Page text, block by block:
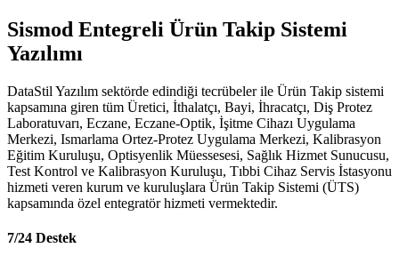
Sismod Entegreli Ürün Takip Sistemi
Yazılımı
DataStil Yazılım sektörde edindiği tecrübeler ile Ürün Takip sistemi
kapsamına giren tüm Üretici, İthalatçı, Bayi, İhracatçı, Diş Protez
Laboratuvarı, Eczane, Eczane-Optik, İşitme Cihazı Uygulama
Merkezi, Ismarlama Ortez-Protez Uygulama Merkezi, Kalibrasyon
Eğitim Kuruluşu, Optisyenlik Müessesesi, Sağlık Hizmet Sunucusu,
Test Kontrol ve Kalibrasyon Kuruluşu, Tıbbi Cihaz Servis İstasyonu
hizmeti veren kurum ve kuruluşlara Ürün Takip Sistemi (ÜTS)
kapsamında özel entegratör hizmeti vermektedir.
7/24 Destek